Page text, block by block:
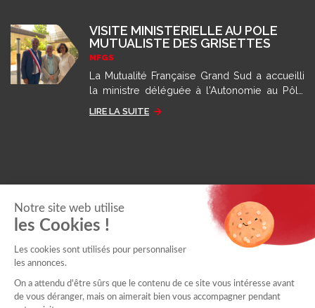
Notre site web utilise
les Cookies !
Les cookies sont utilisés pour personnaliser
les annonces.
On a attendu d'être sûrs que le contenu de ce site vous intéresse avant
de vous déranger, mais on aimerait bien vous accompagner pendant
VISITE MINISTÉRIELLE AU PÔLE
MUTUALISTE DES GRISETTES
MFGS
La Mutualité Française Grand Sud a accueilli
la ministre déléguée à l'Autonomie au Pôle
d'accompagnement.
LIRE LA SUITE